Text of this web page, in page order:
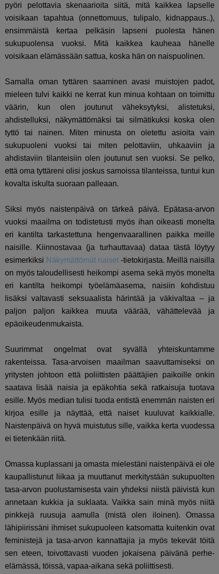
pyöri pelottavia skenaarioita siitä, mitä kaikkea lapselle
voisikaan tapahtua (onnettomuus, tulipalo, kidnappaus..),
ensimmäistä kertaa pelkäsin lapseni puolesta hänen
sukupuolensa vuoksi. Mitä kaikkea kauheaa hänelle
voisikaan elämässään sattua, koska hän on naispuolinen.
Samalla oman tyttären saaminen avasi muistojen padot,
mieleen tulvi kaikki ne kerrat kun minua kohtaan on toimittu
väärin, kun olen joutunut väheksytyksi, alistetuksi,
ahdistelluksi, näkymättömäksi tai silmätikuksi koska olen
tyttö tai nainen. Miten minusta on oletettu asioita vain
sukupuoleni vuoksi tai miten pelottaviin, uhkaaviin ja
ahdistaviin tilanteisiin olen joutunut sen vuoksi. Se pelko,
että oma tyttäreni olisi joskus samoissa tilanteissa, tuntui kun
kovalta iskulta suoraan palleaan.
Siksi myös naistenpäivä on tärkeä päivä. Epätasa-arvon
vuoksi maailma on todistetusti myös ihan oikeasti monelta
eri kantilta tarkastettuna hengenvaarallinen paikka meille
naisille. Kiinnostavaa (ja turhauttavaa) dataa tästä löytyy
esimerkiksi Näkymättömät naiset -tietokirjasta. Meillä naisilla
on myös taloudellisesti heikompi asema sekä myös monelta
eri kantilta heikompi työelämäasema, naisiin kohdistuu
lisäksi valtavasti seksuaalista härintää ja väkivaltaa – ja
paljon paljon kaikkea muuta väärää, vähättelevää ja
epäoikeudenmukaista.
Suurimmat ongelmat ovat syvällä yhteiskuntamme
rakenteissa. Tasa-arvoisen maailman saavuttamiseksi on
yritysten johtoon että poliittisten päättäjien paikoille onkin
saatava lisää naisia ja epäkohtia sekä ratkaisuja tuotava
esille. Myös median tulisi tuoda entistä enemmän naisten eri
kirjoa esille ja näyttää, että naiset kuuluvat kaikkialle.
Naistenpäivä on hyvä muistutus sille, vaikka kerta vuodessa
ei tietenkään riitä.
Omassa kuplassani ja omasta mielestäni naistenpäivä ei ole
kaupallistunut liikaa ja muuttanut merkitystään sukupuolten
tasa-arvon puolustamisesta vain yhdeksi niistä päivistä kun
annetaan kukkia ja suklaata. Vaikka sain minä myös niitä
pinkkejä ruusuja aamulla (mistä olen iloinen). Omassa
lähipiirissäni ihmiset sukupuoleen katsomatta kuitenkin ovat
feministejä ja tasa-arvon kannattajia ja myös tekevät töitä
sen eteen, toivottavasti vuoden jokaisena päivänä perhe-
elämässä, töissä, vapaa-aikana sekä poliittisesti.